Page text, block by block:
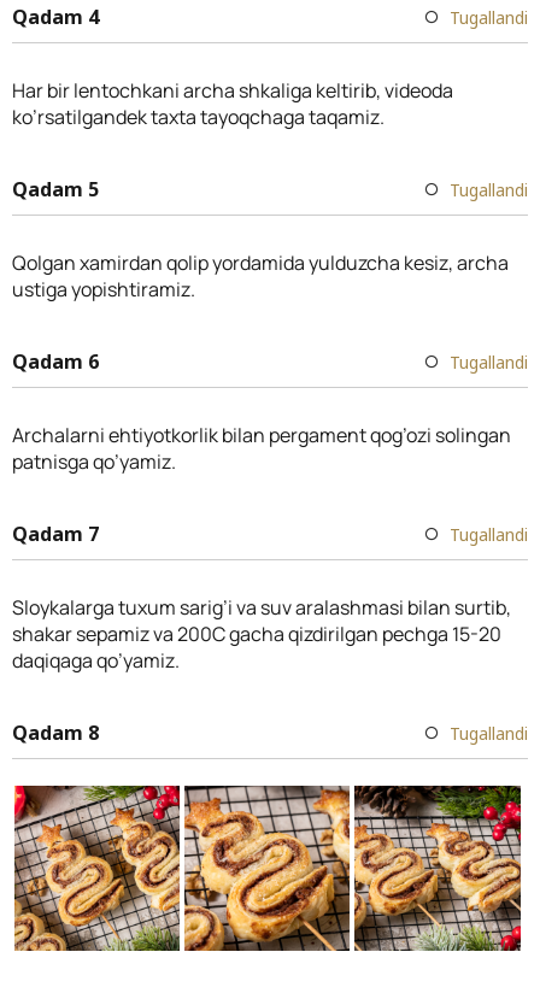
Qadam 4 Tugallandi
Har bir lentochkani archa shkaliga keltirib, videoda
ko’rsatilgandek taxta tayoqchaga taqamiz.
Qadam 5 Tugallandi
Qolgan xamirdan qolip yordamida yulduzcha kesiz, archa
ustiga yopishtiramiz.
Qadam 6 Tugallandi
Archalarni ehtiyotkorlik bilan pergament qog’ozi solingan
patnisga qo’yamiz.
Qadam 7 Tugallandi
Sloykalarga tuxum sarig’i va suv aralashmasi bilan surtib,
shakar sepamiz va 200C gacha qizdirilgan pechga 15-20
daqiqaga qo’yamiz.
Qadam 8 Tugallandi